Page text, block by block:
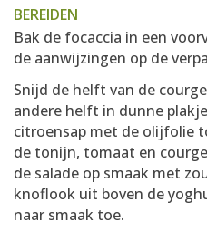
BEREIDEN
Bak de focaccia in een
de aanwijzingen op de
Snijd de helft van de
andere helft in dunne
citroensap met de olijfolie
de tonijn, tomaat en
de salade op smaak met
knoflook uit boven de
naar smaak toe.